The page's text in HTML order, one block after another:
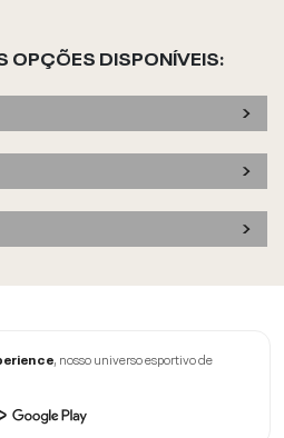
OPÇÕES DISPONÍVEIS:
, nosso universo esportivo de